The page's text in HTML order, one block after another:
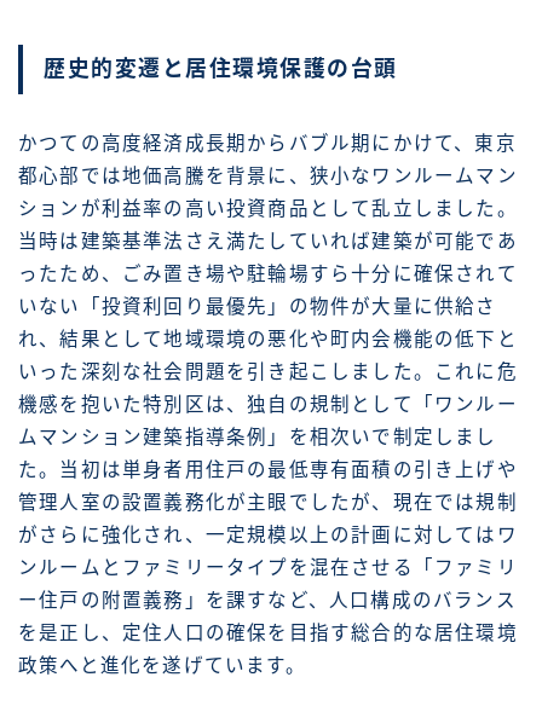
歴史的変遷と居住環境保護の台頭
かつての高度経済成長期からバブル期にかけて、東京
都心部では地価高騰を背景に、狭小なワンルームマン
ションが利益率の高い投資商品として乱立しました。
当時は建築基準法さえ満たしていれば建築が可能であ
ったため、ごみ置き場や駐輪場すら十分に確保されて
いない「投資利回り最優先」の物件が大量に供給さ
れ、結果として地域環境の悪化や町内会機能の低下と
いった深刻な社会問題を引き起こしました。これに危
機感を抱いた特別区は、独自の規制として「ワンルー
ムマンション建築指導条例」を相次いで制定しまし
た。当初は単身者用住戸の最低専有面積の引き上げや
管理人室の設置義務化が主眼でしたが、現在では規制
がさらに強化され、一定規模以上の計画に対してはワ
ンルームとファミリータイプを混在させる「ファミリ
ー住戸の附置義務」を課すなど、人口構成のバランス
を是正し、定住人口の確保を目指す総合的な居住環境
政策へと進化を遂げています。